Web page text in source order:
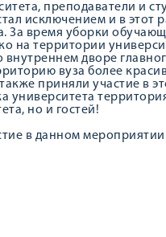
преподаватели и
исключением и в этот
За время уборки
на территории
дворе
вуза более
приняли участие в
университета
но и гостей!
в данном